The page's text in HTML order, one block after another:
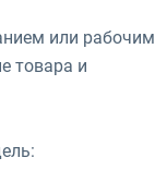
или рабочим
товара и